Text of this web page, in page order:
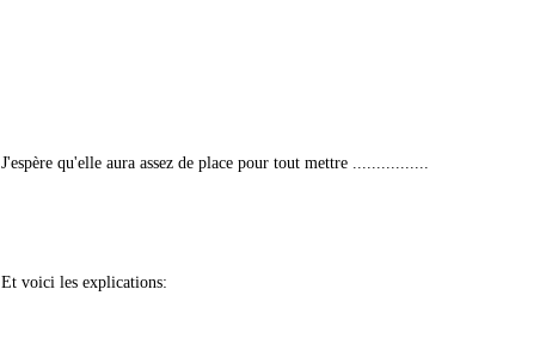
J'espère qu'elle aura assez de place pour tout mettre ................
Et voici les explications: